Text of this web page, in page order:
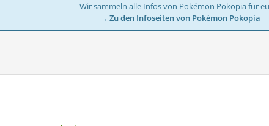
Wir sammeln alle Infos von Pokémon Pokopia für
→ Zu den Infoseiten von Pokémon Pokopia